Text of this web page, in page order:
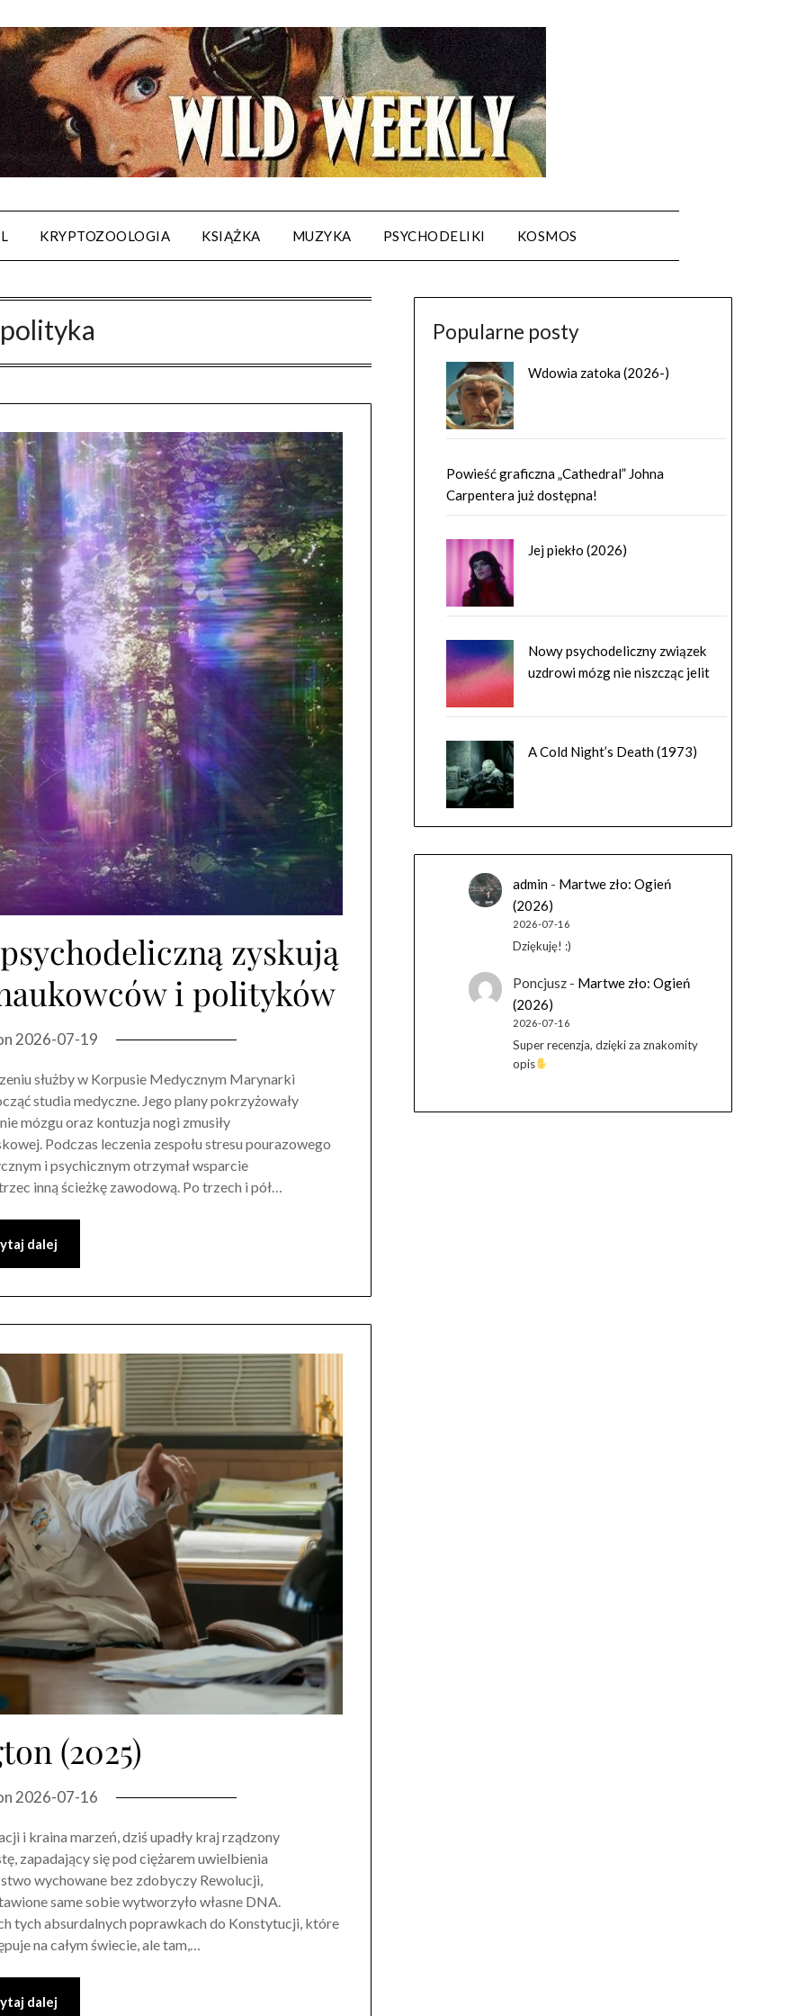
KRYPTOZOOLOGIA KSIĄŻKA MUZYKA PSYCHODELIKI KOSMOS
polityka
zyskują
i polityków
2026-07-19
służby w Korpusie Medycznym Marynarki
studia medyczne. Jego plany pokrzyżowały
mózgu oraz kontuzja nogi zmusiły
Podczas leczenia zespołu stresu pourazowego
i psychicznym otrzymał wsparcie
inną ścieżkę zawodową. Po trzech i pół…
dalej
(2025)
2026-07-16
i kraina marzeń, dziś upadły kraj rządzony
zapadający się pod ciężarem uwielbienia
wychowane bez zdobyczy Rewolucji,
same sobie wytworzyło własne DNA.
tych absurdalnych poprawkach do Konstytucji, które
na całym świecie, ale tam,…
dalej
Popularne posty
Wdowia zatoka (2026-)
Powieść graficzna „Cathedral” Johna
Carpentera już dostępna!
Jej piekło (2026)
Nowy psychodeliczny związek
uzdrowi mózg nie niszcząc jelit
A Cold Night’s Death (1973)
admin- Martwe zło: Ogień
(2026)
2026-07-16
Dziękuję! :)
Poncjusz- Martwe zło: Ogień
(2026)
2026-07-16
Super recenzja, dzięki za znakomity
opis